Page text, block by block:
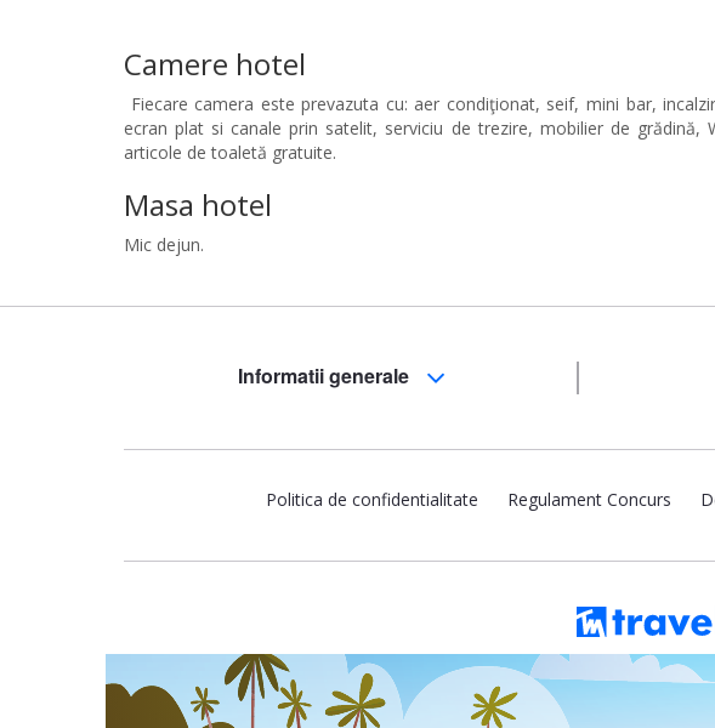
Camere hotel
Fiecare camera este prevazuta cu: aer condiţionat, seif, mini bar,
ecran plat si canale prin satelit, serviciu de trezire, mobilier de
articole de toaletă gratuite.
Masa hotel
Mic dejun.
Informatii generale
Politica de confidentialitate Regulament Concurs